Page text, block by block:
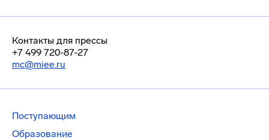
Контакты для прессы
+7 499 720-87-27
mc@miee.ru
Поступающим
Образование